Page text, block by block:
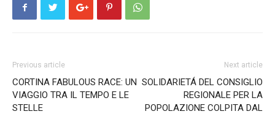
Previous article
CORTINA FABULOUS RACE: UN
VIAGGIO TRA IL TEMPO E LE
STELLE
Next article
SOLIDARIETÁ DEL CONSIGLIO
REGIONALE PER LA
POPOLAZIONE COLPITA DAL